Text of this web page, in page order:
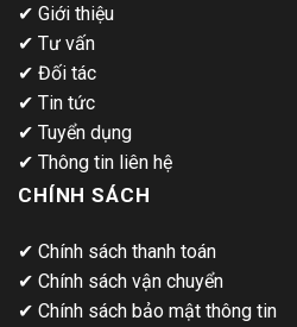
✔ Giới thiệu
✔ Tư vấn
✔ Đối tác
✔ Tin tức
✔ Tuyển dụng
✔ Thông tin liên hệ
CHÍNH SÁCH
✔ Chính sách thanh toán
✔ Chính sách vận chuyển
✔ Chính sách bảo mật thông tin